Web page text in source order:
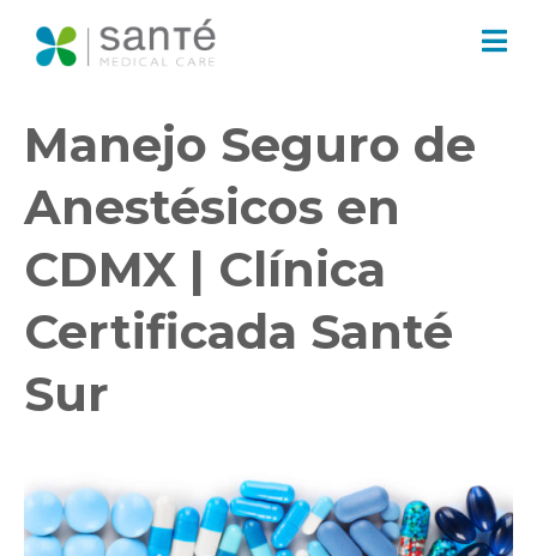
Manejo Seguro de
Anestésicos en
CDMX | Clínica
Certificada Santé
Sur